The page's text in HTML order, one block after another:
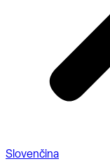
Slovenčina